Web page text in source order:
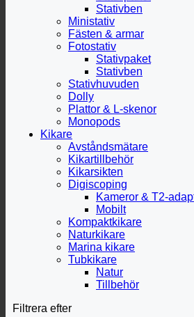
Stativben
Ministativ
Fästen & armar
Fotostativ
Stativpaket
Stativben
Stativhuvuden
Dolly
Plattor & L-skenor
Monopods
Kikare
Avståndsmätare
Kikartillbehör
Kikarsikten
Digiscoping
Kameror & T2-
Mobilt
Kompaktkikare
Naturkikare
Marina kikare
Tubkikare
Natur
Tillbehör
Filtrera efter